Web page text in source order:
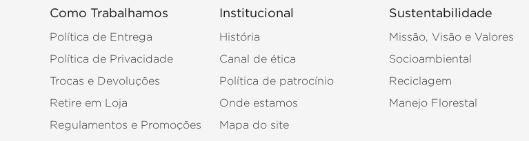
Como Trabalhamos
Política de Entrega
Política de Privacidade
Trocas e Devoluções
Retire em Loja
Regulamentos e Promoções
Institucional
História
Canal de ética
Política de patrocínio
Onde estamos
Mapa do site
Sustentabilidade
Missão, Visão e Valores
Socioambiental
Reciclagem
Manejo Florestal